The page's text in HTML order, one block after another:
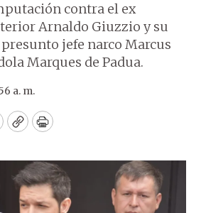
contra el ex
Arnaldo Giuzzio y su
jefe narco Marcus
Marques de Padua.
a. m.
CopyPrint